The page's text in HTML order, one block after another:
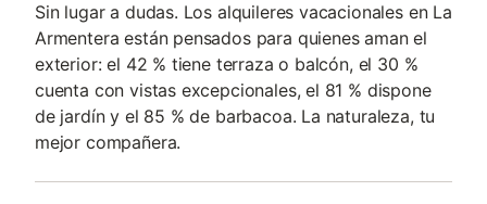
Sin lugar a dudas. Los alquileres vacacionales en La
Armentera están pensados para quienes aman el
exterior: el 42 % tiene terraza o balcón, el 30 %
cuenta con vistas excepcionales, el 81 % dispone
de jardín y el 85 % de barbacoa. La naturaleza, tu
mejor compañera.